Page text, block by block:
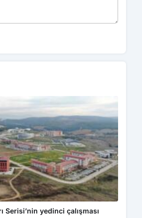
Serisi’nin yedinci çalışması